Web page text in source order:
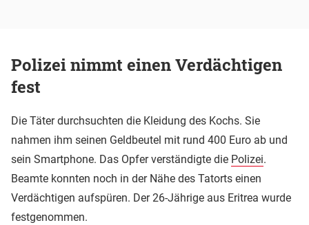
Polizei nimmt einen Verdächtigen
fest
Die Täter durchsuchten die Kleidung des Kochs. Sie
nahmen ihm seinen Geldbeutel mit rund 400 Euro ab und
sein Smartphone. Das Opfer verständigte die Polizei.
Beamte konnten noch in der Nähe des Tatorts einen
Verdächtigen aufspüren. Der 26-Jährige aus Eritrea wurde
festgenommen.